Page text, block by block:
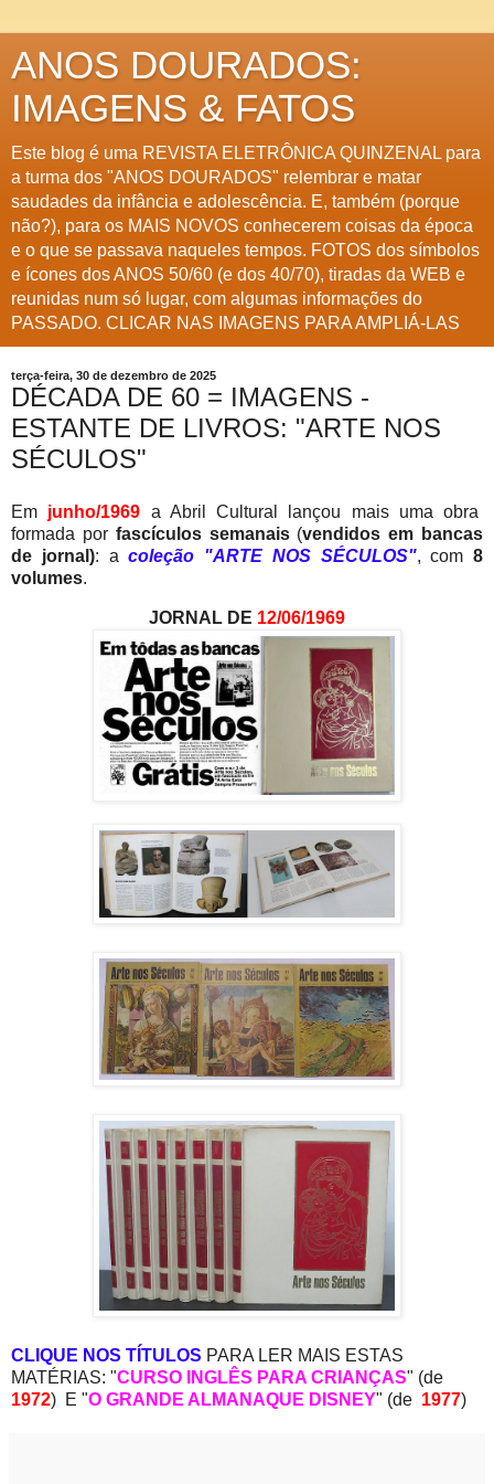
ANOS DOURADOS:
IMAGENS & FATOS
Este blog é uma REVISTA ELETRÔNICA QUINZENAL para
a turma dos "ANOS DOURADOS" relembrar e matar
saudades da infância e adolescência. E, também (porque
não?), para os MAIS NOVOS conhecerem coisas da época
e o que se passava naqueles tempos. FOTOS dos símbolos
e ícones dos ANOS 50/60 (e dos 40/70), tiradas da WEB e
reunidas num só lugar, com algumas informações do
PASSADO. CLICAR NAS IMAGENS PARA AMPLIÁ-LAS
terça-feira, 30 de dezembro de 2025
DÉCADA DE 60 = IMAGENS -
ESTANTE DE LIVROS: "ARTE NOS
SÉCULOS"
Em junho/1969 a Abril Cultural lançou mais uma obra
formada por fascículos semanais(vendidos em bancas
de jornal): acoleção "ARTE NOS SÉCULOS", com 8
volumes.
JORNAL DE 12/06/1969
CLIQUE NOS TÍTULOS PARA LER MAIS ESTAS
MATÉRIAS: "CURSO INGLÊS PARA CRIANÇAS" (de
1972) E "O GRANDE ALMANAQUE DISNEY" (de 1977)